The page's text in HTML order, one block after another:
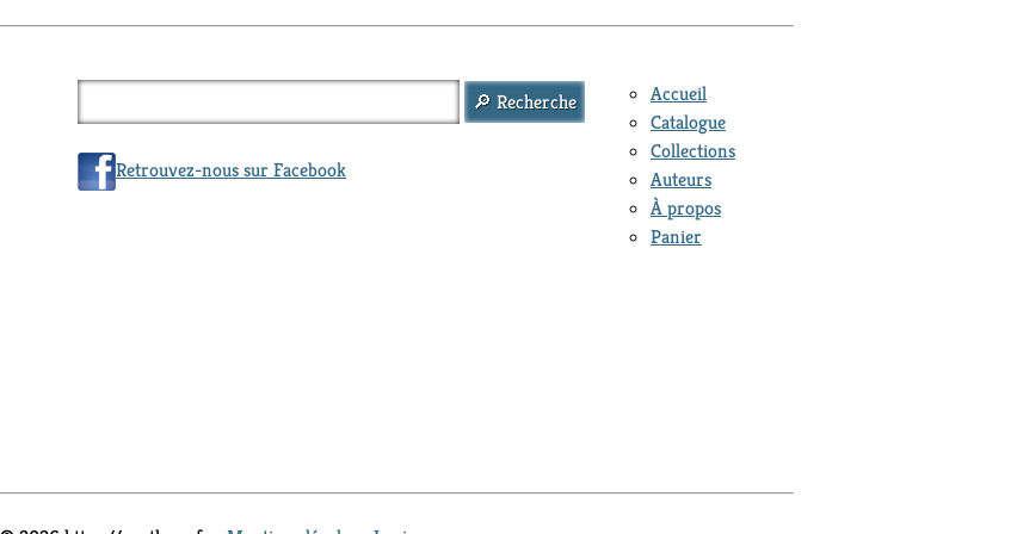
Accueil
Catalogue
Collections
Auteurs
À propos
Panier
Retrouvez-nous sur Facebook